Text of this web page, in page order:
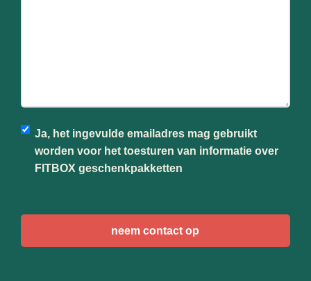
Ja, het ingevulde emailadres mag gebruikt
worden voor het toesturen van informatie over
FITBOX geschenkpakketten